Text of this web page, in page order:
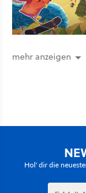
mehr anzeigen
Hol' dir die